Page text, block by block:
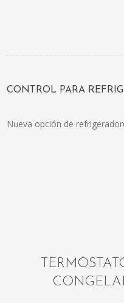
CONTROL PARA
Nueva opción de